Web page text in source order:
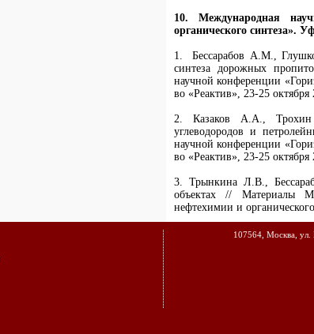
10.
Международная
органического синтеза».
1. Бессарабов А.М.,
синтеза дорожных
научной конференции
во «Реактив», 23-25 октября
2. Казаков А.А., Трохин
углеводородов и
научной конференции
во «Реактив», 23-25 октября
3. Трынкина Л.В.,
объектах // Материалы
нефтехимии и
107564, Москва, ул.